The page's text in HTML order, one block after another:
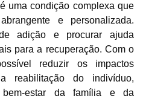
uma condição complexa que
e personalizada.
adição e procurar ajuda
para a recuperação. Com o
reduzir os impactos
reabilitação do indivíduo,
bem-estar da família e da